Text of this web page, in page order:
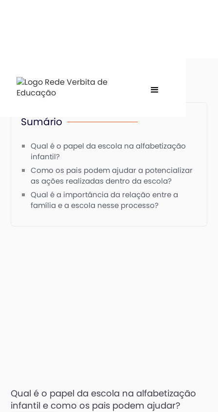
Sumário
Qual é o papel da escola na alfabetização
infantil?
Como os pais podem ajudar a potencializar
as ações realizadas dentro da escola?
Qual é a importância da relação entre a
família e a escola nesse processo?
Qual é o papel da escola na alfabetização
infantil e como os pais podem ajudar?